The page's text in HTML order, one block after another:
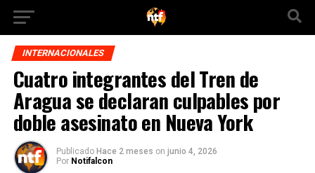
INTERNACIONALES
Cuatro integrantes del Tren de
Aragua se declaran culpables por
doble asesinato en Nueva York
Publicado Hace 2 meses on junio 4, 2026
Por Notifalcon